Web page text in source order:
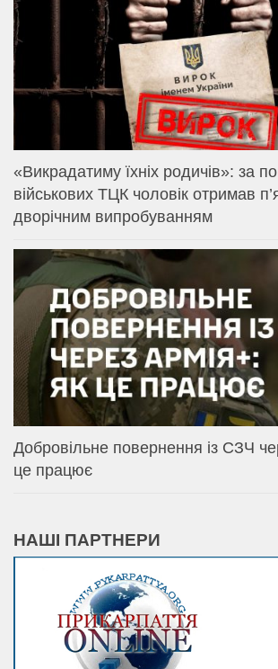
«Викрадатиму їхніх родичів»: за
військових ТЦК чоловік отримав
дворічним випробуванням
Добровільне повернення із СЗЧ
це працює
НАШІ ПАРТНЕРИ